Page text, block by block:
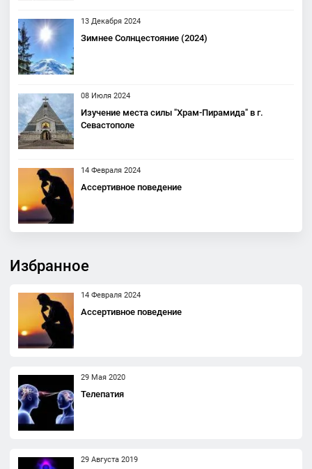
13 Декабря 2024
Зимнее Солнцестояние (2024)
08 Июля 2024
Изучение места силы "Храм-Пирамида" в г.
Севастополе
14 Февраля 2024
Ассертивное поведение
Избранное
14 Февраля 2024
Ассертивное поведение
29 Мая 2020
Телепатия
29 Августа 2019